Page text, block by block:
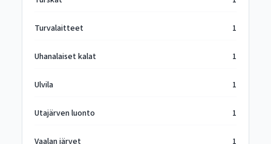
Turvalaitteet 1
Uhanalaiset kalat 1
Ulvila 1
Utajärven luonto 1
Vaalan järvet 1